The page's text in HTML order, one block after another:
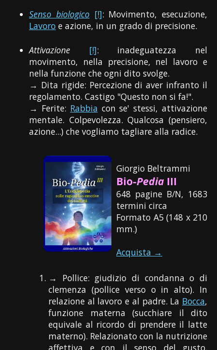
Senso biologico [!]: Movimento, esecuzione,
Lavoro e azione, in un grado di precisione.
Attivazione [!]: inadeguatezza nel
movimento, nella precisione, nel lavoro e
nella funzione che ogni dito svolge.
→ Dita rigide: Percezione di aver infranto il
regolamento. Castigo "Questo non si fa!".
→ Ferite: Rabbia con se' stessi, attivazione
mentale. Colpevolezza. Qualcosa (pensiero,
azione...) che vogliamo tagliare alla radice.
Giorgio Beltrammi
Bio-Pedia III
648 pagine B/N, 1683
termini circa
Formato A5 (148 x 210
mm.)
Acquista →
→ Pollice: giudizio di condanna o di
clemenza (pollice verso o in alto). In
relazione al lavoro e al padre. La Bocca,
funzione materna (succhiare il dito
equivale al ricordo di prendere il latte
materno). Relazionato con la nutrizione
affettiva e con il senso del gusto.